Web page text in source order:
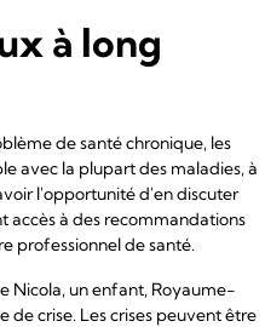
à long
de santé chronique, les
avec la plupart des maladies, à
l'opportunité d'en discuter
accès à des recommandations
professionnel de santé.
Nicola, un enfant, Royaume-
de crise. Les crises peuvent être